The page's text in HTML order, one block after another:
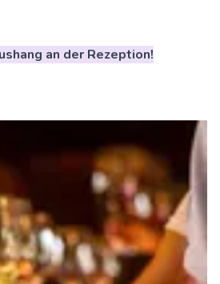
an der Rezeption!